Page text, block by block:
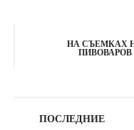
НА СЪЕМКАХ
ПОСЛЕДНИЕ